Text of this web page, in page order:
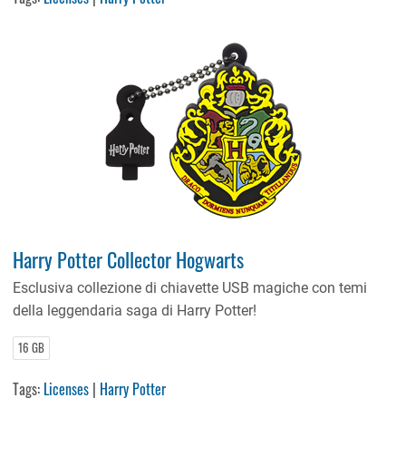
Harry Potter Collector Hogwarts
Esclusiva collezione di chiavette USB magiche con temi
della leggendaria saga di Harry Potter!
16 GB
Tags: Licenses | Harry Potter